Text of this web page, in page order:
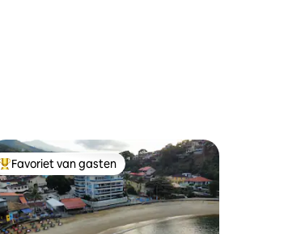
Topfavoriet van gasten
Favoriet van gasten